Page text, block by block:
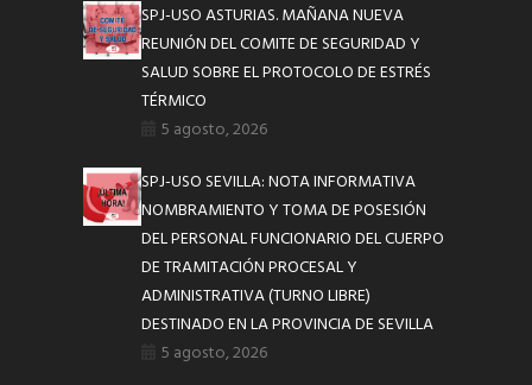
SPJ-USO ASTURIAS. MAÑANA NUEVA
REUNIÓN DEL COMITE DE SEGURIDAD Y
SALUD SOBRE EL PROTOCOLO DE ESTRÉS
TÉRMICO
5 agosto, 2026
SPJ-USO SEVILLA: NOTA INFORMATIVA
NOMBRAMIENTO Y TOMA DE POSESIÓN
DEL PERSONAL FUNCIONARIO DEL CUERPO
DE TRAMITACIÓN PROCESAL Y
ADMINISTRATIVA (TURNO LIBRE)
DESTINADO EN LA PROVINCIA DE SEVILLA
5 agosto, 2026